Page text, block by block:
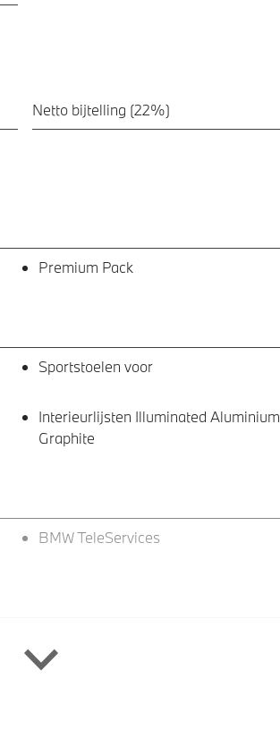
Netto bijtelling (22%)
Premium Pack
Sportstoelen voor
Interieurlijsten Illuminated Aluminium
Graphite
BMW TeleServices
LED achterlichten